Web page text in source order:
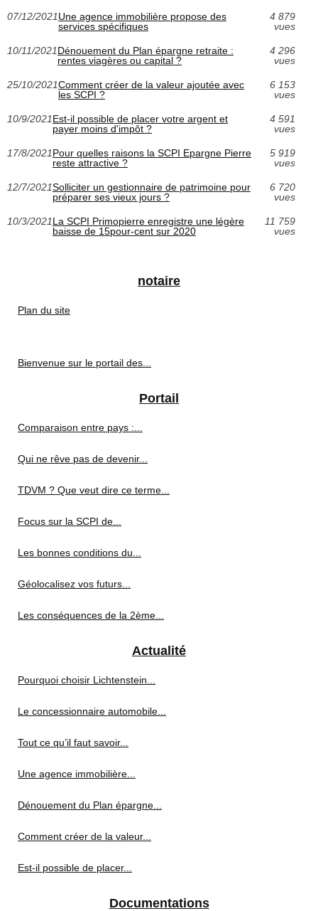
07/12/2021Une agence immobilière propose des
services spécifiques
4 879
vues
10/11/2021Dénouement du Plan épargne retraite :
rentes viagères ou capital ?
4 296
vues
25/10/2021Comment créer de la valeur ajoutée avec
les SCPI ?
6 153
vues
10/9/2021Est-il possible de placer votre argent et
payer moins d'impôt ?
4 591
vues
17/8/2021Pour quelles raisons la SCPI Epargne Pierre
reste attractive ?
5 919
vues
12/7/2021Solliciter un gestionnaire de patrimoine pour
préparer ses vieux jours ?
6 720
vues
10/3/2021La SCPI Primopierre enregistre une légère
baisse de 15pour-cent sur 2020
11 759
vues
notaire
Plan du site
Bienvenue sur le portail des...
Portail
Comparaison entre pays :...
Qui ne rêve pas de devenir...
TDVM ? Que veut dire ce terme...
Focus sur la SCPI de...
Les bonnes conditions du...
Géolocalisez vos futurs...
Les conséquences de la 2ème...
Actualité
Pourquoi choisir Lichtenstein...
Le concessionnaire automobile...
Tout ce qu’il faut savoir...
Une agence immobilière...
Dénouement du Plan épargne...
Comment créer de la valeur...
Est-il possible de placer...
Documentations